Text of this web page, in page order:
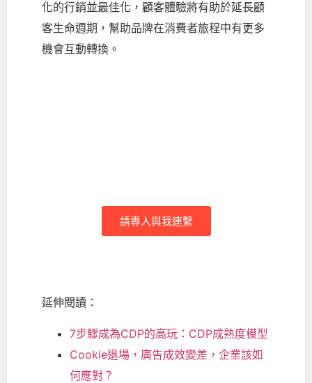
化的行銷並最佳化，顧客體驗將有助於延長顧
客生命週期，幫助品牌在消費者旅程中有更多
機會互動轉換。
請專人與我連繫
延伸閱讀：
7步驟成為CDP的高玩：CDP成熟度模型
Cookie退場，廣告成效變差，企業該如
何應對？